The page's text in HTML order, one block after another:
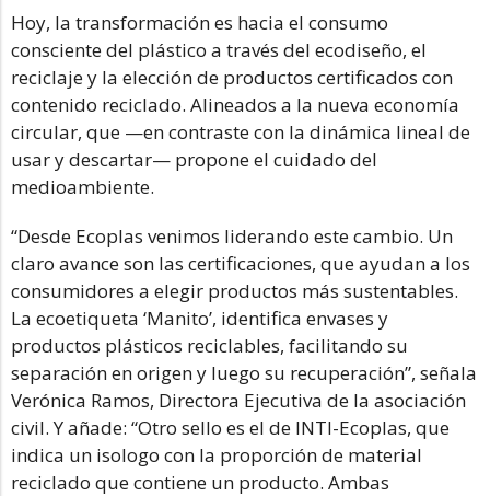
Hoy, la transformación es hacia el consumo
consciente del plástico a través del ecodiseño, el
reciclaje y la elección de productos certificados con
contenido reciclado. Alineados a la nueva economía
circular, que —en contraste con la dinámica lineal de
usar y descartar— propone el cuidado del
medioambiente.
“Desde Ecoplas venimos liderando este cambio. Un
claro avance son las certificaciones, que ayudan a los
consumidores a elegir productos más sustentables.
La ecoetiqueta ‘Manito’, identifica envases y
productos plásticos reciclables, facilitando su
separación en origen y luego su recuperación”, señala
Verónica Ramos, Directora Ejecutiva de la asociación
civil. Y añade: “Otro sello es el de INTI-Ecoplas, que
indica un isologo con la proporción de material
reciclado que contiene un producto. Ambas